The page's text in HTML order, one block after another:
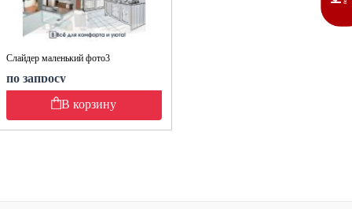
Слайдер маленький фото3
по запросу
В корзину